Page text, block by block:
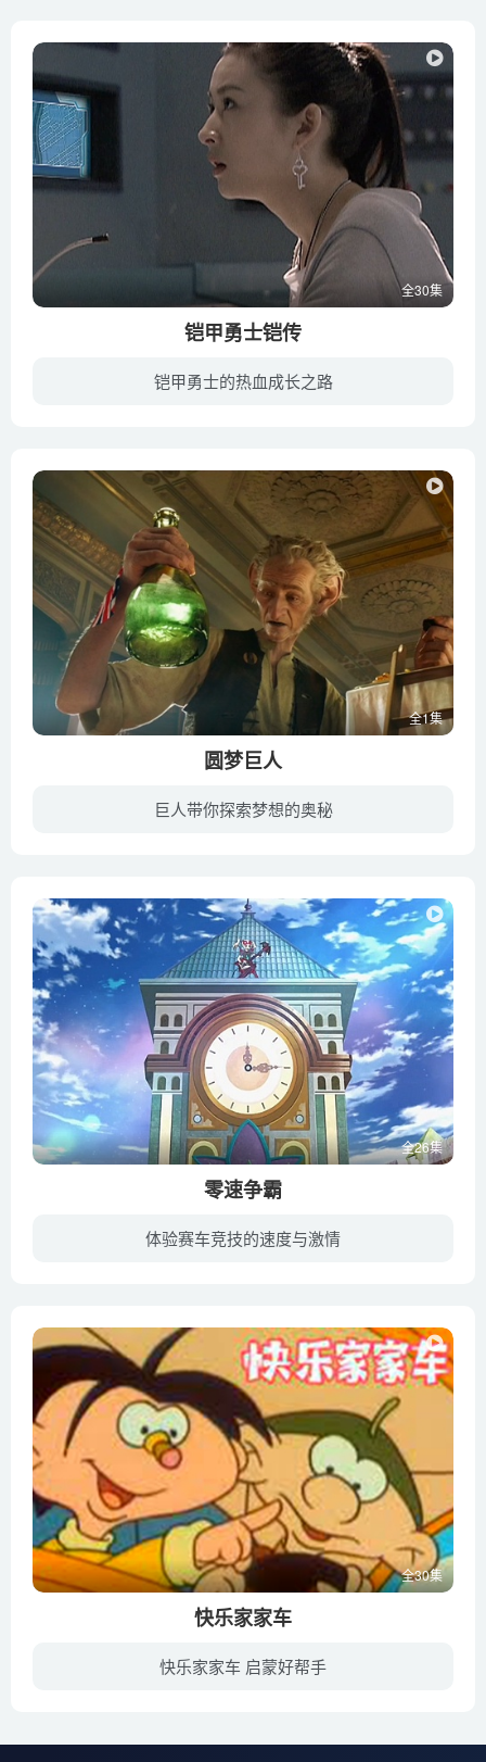
全30集
铠甲勇士铠传
铠甲勇士的热血成长之路
全1集
圆梦巨人
巨人带你探索梦想的奥秘
全26集
零速争霸
体验赛车竞技的速度与激情
全30集
快乐家家车
快乐家家车 启蒙好帮手